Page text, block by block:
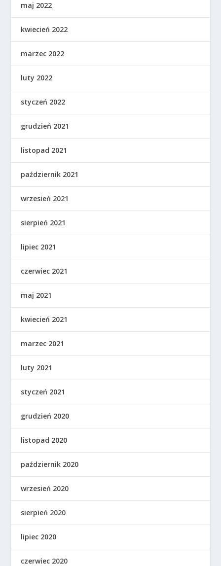
maj 2022
kwiecień 2022
marzec 2022
luty 2022
styczeń 2022
grudzień 2021
listopad 2021
październik 2021
wrzesień 2021
sierpień 2021
lipiec 2021
czerwiec 2021
maj 2021
kwiecień 2021
marzec 2021
luty 2021
styczeń 2021
grudzień 2020
listopad 2020
październik 2020
wrzesień 2020
sierpień 2020
lipiec 2020
czerwiec 2020